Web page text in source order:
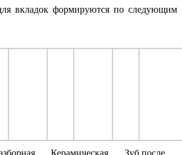
вкладок формируются по следующим
Керамическая
Зуб после